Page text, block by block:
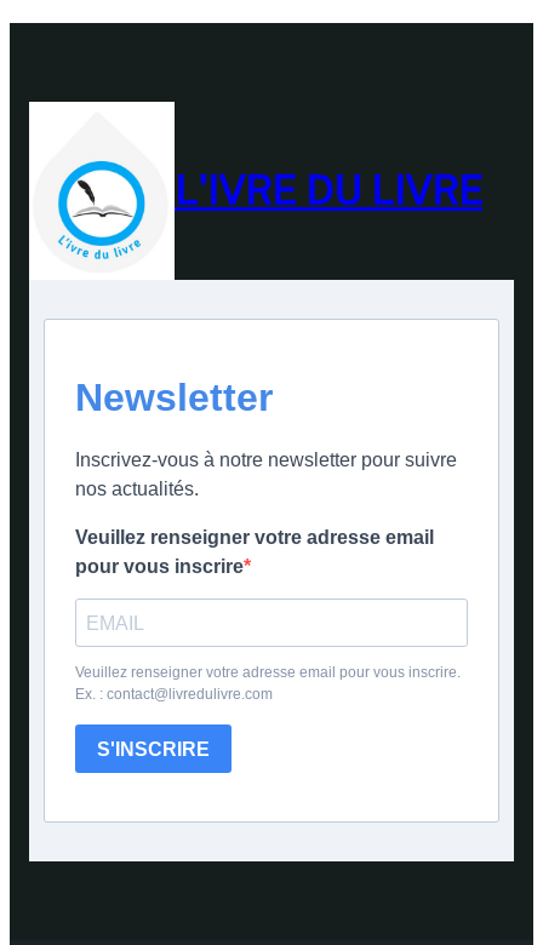
L'IVRE DU LIVRE
Newsletter
Inscrivez-vous à notre newsletter pour suivre
nos actualités.
Veuillez renseigner votre adresse email
pour vous inscrire
Veuillez renseigner votre adresse email pour vous inscrire.
Ex. : contact@livredulivre.com
S'INSCRIRE